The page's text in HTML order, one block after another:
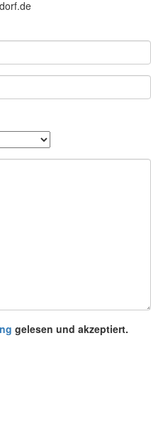
gelesen und akzeptiert.